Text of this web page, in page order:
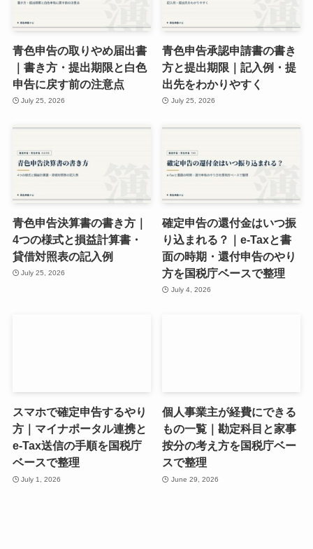
青色申告の取りやめ届出書
｜書き方・提出期限と白色
申告に戻す前の注意点
July 25, 2026
青色申告承認申請書の書き
方と提出期限｜記入例・提
出先をわかりやすく
July 25, 2026
青色申告決算書の書き方｜
4つの様式と損益計算書・
貸借対照表の記入例
July 25, 2026
確定申告の還付金はいつ振
り込まれる？｜e-Taxと書
面の時期・還付申告のやり
方を国税庁ベースで整理
July 4, 2026
スマホで確定申告するやり
方｜マイナポータル連携と
e-Tax送信の手順を国税庁
ベースで整理
July 1, 2026
個人事業主が経費にできる
もの一覧｜勘定科目と家事
按分の考え方を国税庁ベー
スで整理
June 29, 2026